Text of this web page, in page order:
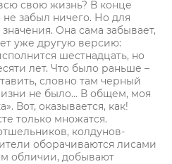
свою жизнь? В конце
не забыл ничего. Но для
Она сама забывает,
уже другую версию:
шестнадцать, но
лет. Что было раньше –
словно там черный
не было… В общем, моя
Вот, оказывается, как!
только множатся.
колдунов-
оборачиваются лисами
обличии, добывают